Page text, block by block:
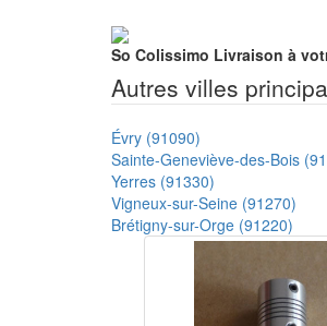
So Colissimo Livraison à
Autres villes
Évry (91090)
Sainte-Geneviève-des-Bois
Yerres (91330)
Vigneux-sur-Seine (91270)
Brétigny-sur-Orge (91220)